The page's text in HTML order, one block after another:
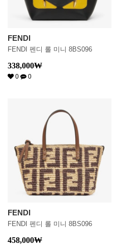
FENDI
FENDI 펜디 롤 미니 8BS096
338,000₩
0 0
FENDI
FENDI 펜디 롤 미니 8BS096
458,000₩